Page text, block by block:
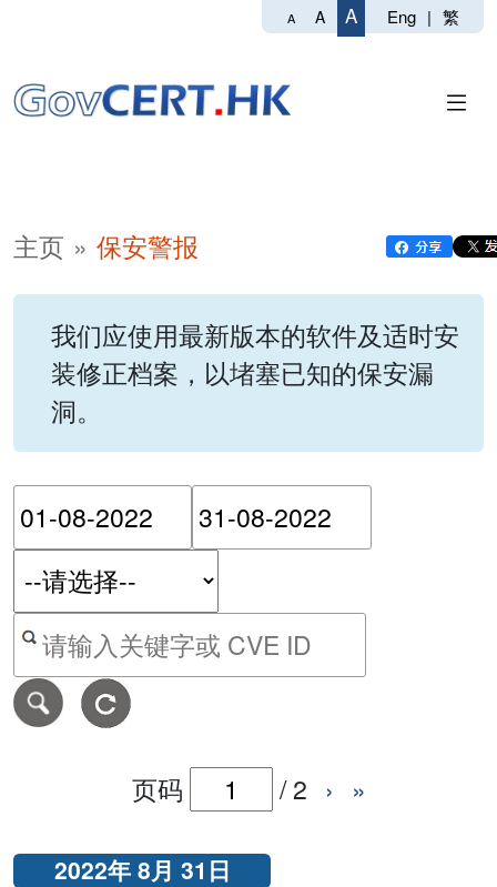
A A A Eng | 繁
主页 保安警报
我们应使用最新版本的软件及适时安
装修正档案，以堵塞已知的保安漏
洞。
请输入搜索日期范围的开
按关键字或 CVE ID 搜寻保安警报
页码 /2 › »
2022年 8月 31日